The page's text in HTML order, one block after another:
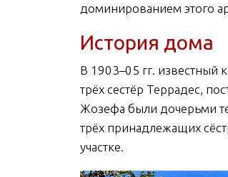
доминированием этого
История дома
В 1903–05 гг. известный
трёх сестёр Террадес,
Жозефа были дочерьми
трёх принадлежащих
участке.